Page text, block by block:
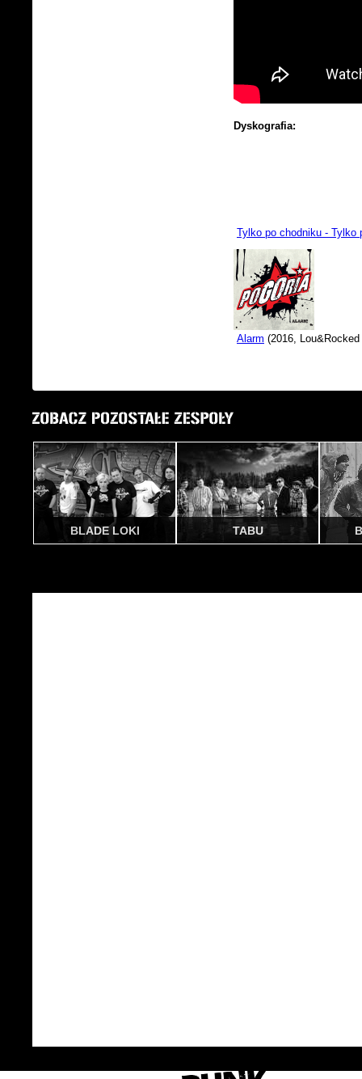
Dyskografia:
Tylko po chodniku - Tylko
Alarm (2016,
BLADE LOKI TABU